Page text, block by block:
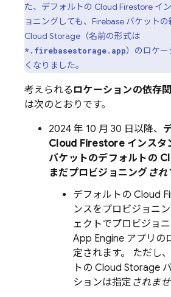
た、デフォルトの Cloud Firestore イ
ョニングしても、Firebase バケット
Cloud Storage （名前の形式は
*.firebasestorage.app）のロケー
くなりました。
考えられる ロケーションの依存
は次のとおりです。
2024 年 10 月 30 日以降、
Cloud Firestoreインスタ
バケットのデフォルトの
まだプロビジョニング さ
デフォルトの Cloud
ンスをプロビジョニ
ェクトでプロビジョ
App Engine アプリの
定されます。 ただし
トの Cloud Storage
ションは指定 されま